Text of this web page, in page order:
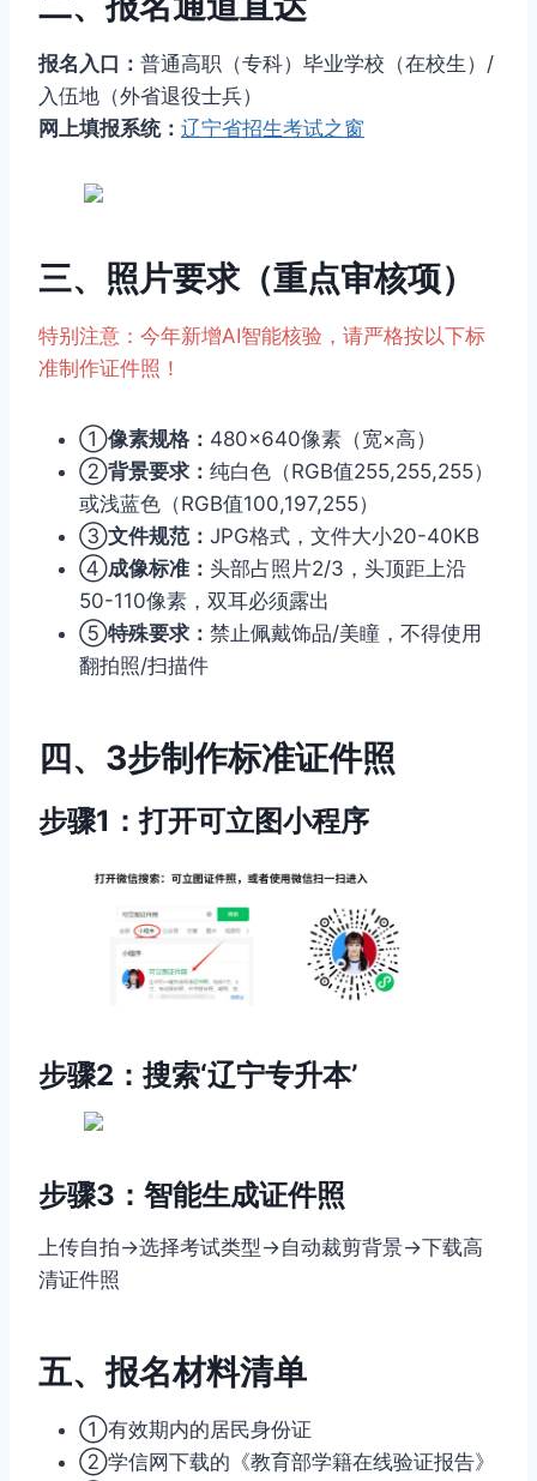
报名入口： 普通高职（专科）毕业学校（在校生）/
入伍地（外省退役士兵）
网上填报系统： 辽宁省招生考试之窗
三、照片要求（重点审核项）
特别注意：今年新增AI智能核验，请严格按以下标
准制作证件照！
①像素规格： 480×640像素（宽×高）
②背景要求： 纯白色（RGB值255,255,255）
或浅蓝色（RGB值100,197,255）
③文件规范： JPG格式，文件大小20-40KB
④成像标准： 头部占照片2/3，头顶距上沿
50-110像素，双耳必须露出
⑤特殊要求： 禁止佩戴饰品/美瞳，不得使用
翻拍照/扫描件
四、3步制作标准证件照
步骤1：打开可立图小程序
步骤2：搜索‘辽宁专升本’
步骤3：智能生成证件照
上传自拍→选择考试类型→自动裁剪背景→下载高
清证件照
五、报名材料清单
①有效期内的居民身份证
②学信网下载的《教育部学籍在线验证报告》